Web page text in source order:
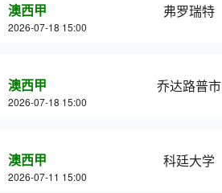
澳西甲
2026-07-18 15:00
弗罗瑞特
澳西甲
2026-07-18 15:00
乔达路普市
澳西甲
2026-07-11 15:00
科廷大学